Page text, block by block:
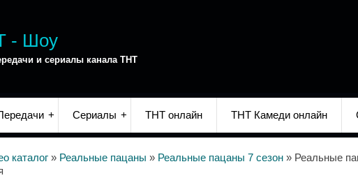
- Шоу
и сериалы канала ТНТ
Сериалы ТНТ онлайн ТНТ Камеди онлайн
каталог » Реальные пацаны » Реальные пацаны 7 сезон » Реальные